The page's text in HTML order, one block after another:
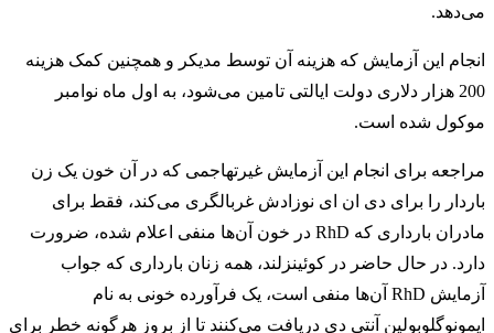
می‌دهد.
انجام این آزمایش که هزینه آن توسط مدیکر و همچنین کمک هزینه
200 هزار دلاری دولت ایالتی تامین می‌شود، به اول ماه نوامبر
موکول شده است.
مراجعه برای انجام این آزمایش غیرتهاجمی که در آن خون یک زن
باردار را برای دی ان ای نوزادش غربالگری می‌کند، فقط برای
مادران بارداری که RhD در خون‌ آن‌ها منفی اعلام شده، ضرورت
دارد. در حال حاضر در کوئینزلند، همه زنان بارداری که جواب
آزمایش RhD آن‌ها منفی است، یک فرآورده خونی به نام
ایمونوگلوبولین آنتی دی دریافت می‌کنند تا از بروز هرگونه خطر برای